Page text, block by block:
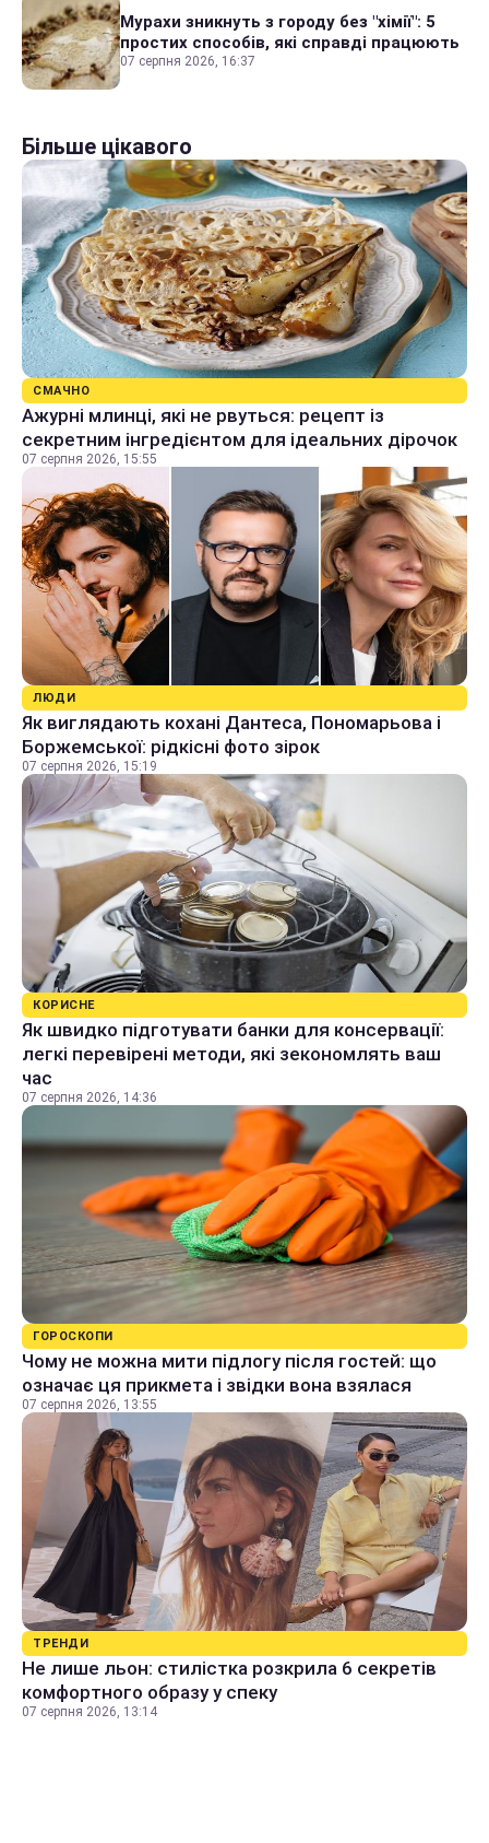
Мурахи зникнуть з городу без "хімії": 5
простих способів, які справді працюють
07 серпня 2026, 16:37
Більше цікавого
СМАЧНО
Ажурні млинці, які не рвуться: рецепт із
секретним інгредієнтом для ідеальних дірочок
07 серпня 2026, 15:55
ЛЮДИ
Як виглядають кохані Дантеса, Пономарьова і
Боржемської: рідкісні фото зірок
07 серпня 2026, 15:19
КОРИСНЕ
Як швидко підготувати банки для консервації:
легкі перевірені методи, які зекономлять ваш
час
07 серпня 2026, 14:36
ГОРОСКОПИ
Чому не можна мити підлогу після гостей: що
означає ця прикмета і звідки вона взялася
07 серпня 2026, 13:55
ТРЕНДИ
Не лише льон: стилістка розкрила 6 секретів
комфортного образу у спеку
07 серпня 2026, 13:14